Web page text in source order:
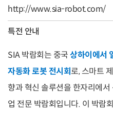
http://www.sia-robot.com/
특전 안내
SIA 박람회는 중국상하이에서
자동화 로봇 전시회로, 스마트
향과 혁신 솔루션을 한자리에
업 전문 박람회입니다. 이 박람